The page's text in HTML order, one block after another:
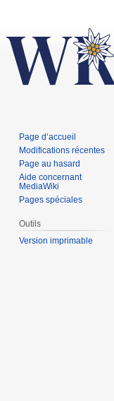
Page d’accueil
Modifications récentes
Page au hasard
Aide concernant
MediaWiki
Pages spéciales
Outils
Version imprimable